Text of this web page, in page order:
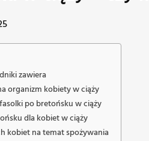
zawiera
organizm kobiety w ciąży
po bretońsku w ciąży
dla kobiet w ciąży
kobiet na temat spożywania